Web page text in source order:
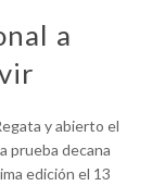
a
y abierto el
prueba decana
edición el 13